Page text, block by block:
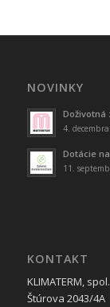
NOVINKY
Doživotná
4.
Dotácie
11.
KONTAKT
KLIMATERM,
Štúrova 2043/4A